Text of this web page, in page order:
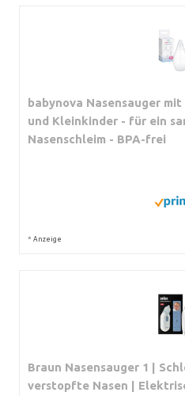
babynova Nasensauger
und Kleinkinder - für ein
Nasenschleim - BPA-frei
* Anzeige
Braun Nasensauger 1 |
verstopfte Nasen |